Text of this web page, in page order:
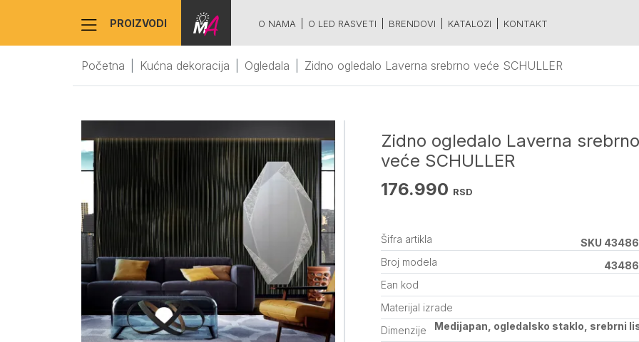
PROIZVODI O NAMA O LED RASVETI BRENDOVI KATALOZI KONTAKT
Početna Kućna dekoracija Ogledala Zidno ogledalo Laverna srebrno veće SCHULLER
Zidno ogledalo Laverna srebrno
veće SCHULLER
176.990 RSD
Šifra artikla
SKU
Broj modela
Ean kod
Materijal izrade
Medijapan, ogledalsko staklo, srebrni
Dimenzije